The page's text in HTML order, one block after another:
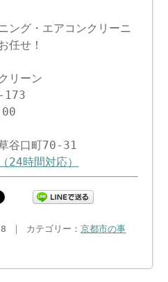
ング・エアコンクリーニ
任せ！
リーン
173
谷口町70-31
24時間対応）
｜ カテゴリー：京都市の事